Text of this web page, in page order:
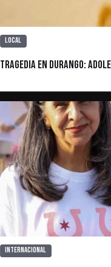
Local
Tragedia en Durango:
Internacional